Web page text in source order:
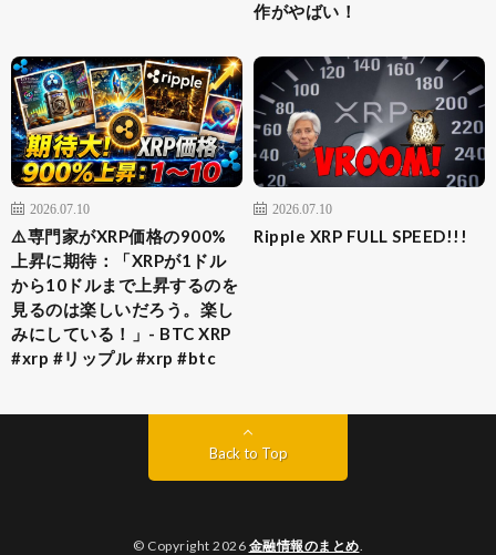
作がやばい！
2026.07.10
⚠️専門家がXRP価格の900%
上昇に期待：「XRPが1ドル
から10ドルまで上昇するのを
見るのは楽しいだろう。楽し
みにしている！」- BTC XRP
#xrp #リップル #xrp #btc
2026.07.10
Ripple XRP FULL SPEED!!!
Back to Top
© Copyright 2026 金融情報のまとめ